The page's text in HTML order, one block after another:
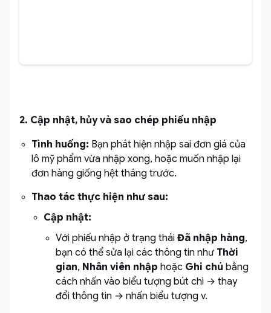
2. Cập nhật, hủy và sao chép phiếu nhập
Tình huống: Bạn phát hiện nhập sai đơn giá của
lô mỹ phẩm vừa nhập xong, hoặc muốn nhập lại
đơn hàng giống hệt tháng trước.
Thao tác thực hiện như sau:
Cập nhật:
Với phiếu nhập ở trạng thái Đã nhập hàng,
bạn có thể sửa lại các thông tin như Thời
gian, Nhân viên nhập hoặc Ghi chú bằng
cách nhấn vào biểu tượng bút chì → thay
đổi thông tin → nhấn biểu tượng v.